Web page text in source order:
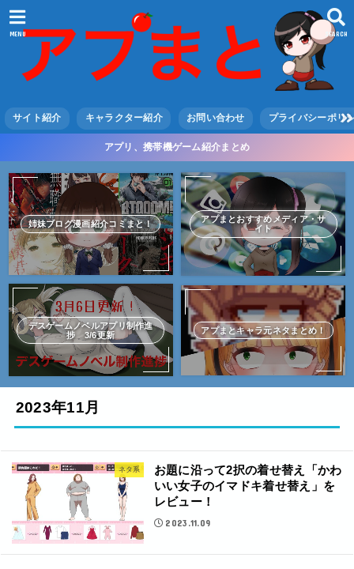
SEARCH
MENU
サイト紹介 キャラクター紹介 お問い合わせ プライバシーポリ
アプリ、携帯機ゲーム紹介まとめ
姉妹ブログ漫画紹介コミまと！
アプまとおすすめメディア・サ
イト
デスゲームノベルアプリ制作進
捗 3/6更新
アプまとキャラ元ネタまとめ！
2023年11月
ネタ系
お題に沿って2択の着せ替え「かわ
いい女子のイマドキ着せ替え」を
レビュー！
2023.11.09